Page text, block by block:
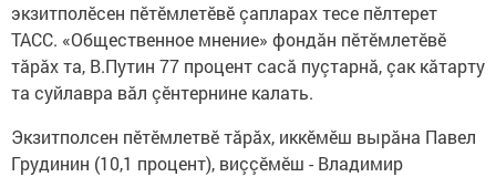
экзитполӗсен пӗтӗмлетӗвӗ çапларах тесе пӗлтерет
ТАСС. «Общественное мнение» фондăн пӗтӗмлетӗвӗ
тăрăх та, В.Путин 77 процент сасă пуçтарнă, çак кăтарту
та суйлавра вăл çӗнтернине калать.
Экзитполсен пӗтӗмлетвӗ тăрăх, иккӗмӗш вырăна Павел
Грудинин (10,1 процент), виççӗмӗш - Владимир